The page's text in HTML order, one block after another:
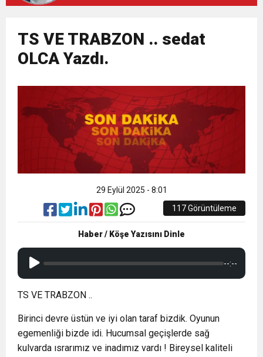
Muhteşem Şekilde Kutlandı Ayhan Pala Yazdı
15:06 Siyasi Ahlak Çökerse, Hukuk Ayağa Kalkamaz!
Açıklaması
TS VE TRABZON .. sedat
OLCA Yazdı.
29 Eylül 2025 - 8:01
117 Görüntüleme
Haber / Köşe Yazısını Dinle
--:--
TS VE TRABZON ..
Birinci devre üstün ve iyi olan taraf bizdik. Oyunun
egemenliği bizde idi. Hucumsal geçişlerde sağ
kulvarda ısrarımız ve inadımız vardı ! Bireysel kaliteli